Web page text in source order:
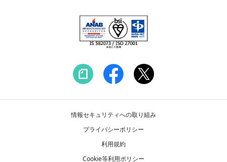
情報セキュリティへの取り組み
プライバシーポリシー
利用規約
Cookie等利用ポリシー